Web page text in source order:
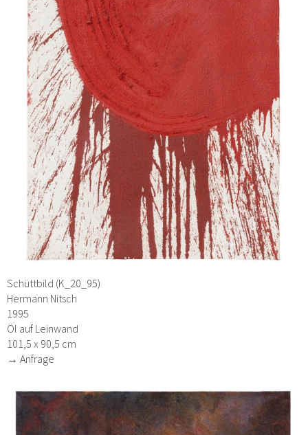
Schüttbild (K_20_95)
Hermann Nitsch
1995
Öl auf Leinwand
101,5 x 90,5 cm
→ Anfrage